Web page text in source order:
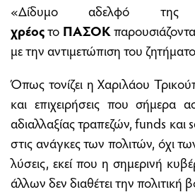
«Δίδυμο αδελφό της
χρέοςτο ΠΑΣΟΚ
με την αντιμετώπιση του
Όπως τονίζει η Χαριλάου
και επιχειρήσεις που σήμερα
αδιαλλαξίας τραπεζών, funds
στις ανάγκες των πολιτών, όχι
λύσεις, εκεί που η σημερινή
άλλων δεν διαθέτει την πολιτική